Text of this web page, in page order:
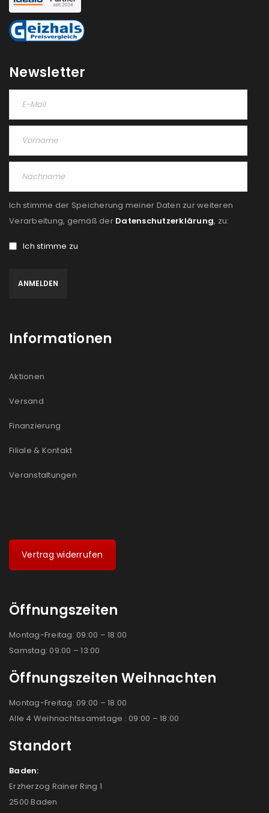
Newsletter
Ich stimme der Speicherung meiner Daten zur weiteren
Verarbeitung, gemäß der Datenschutzerklärung, zu:
Ich stimme zu
Informationen
Aktionen
Versand
Finanzierung
Filiale & Kontakt
Veranstaltungen
Vertrag widerrufen
Öffnungszeiten
Montag-Freitag: 09:00 – 18:00
Samstag: 09:00 – 13:00
Öffnungszeiten Weihnachten
Montag-Freitag: 09:00 – 18:00
Alle 4 Weihnachtssamstage : 09:00 – 18:00
Standort
Baden:
Erzherzog Rainer Ring 1
2500 Baden